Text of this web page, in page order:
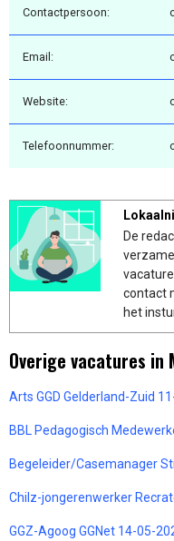
Contactpersoon:
Email:
Website:
Telefoonnummer:
De
contact
het
Overige vacatures in
Arts GGD Gelderland-Zuid
BBL Pedagogisch
Begeleider/Casemanager
Chilz-jongerenwerker
GGZ-Agoog GGNet 14-05-